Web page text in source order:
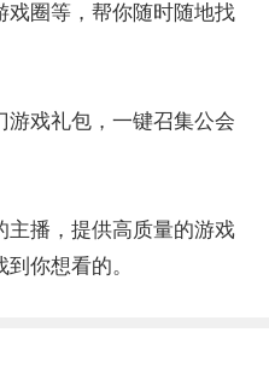
圈等，帮你随时随地找
戏礼包，一键召集公会
播，提供高质量的游戏
你想看的。